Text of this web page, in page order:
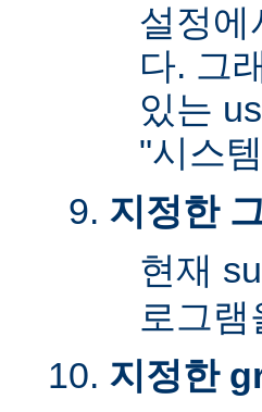
설정에
다. 그
있는
"시스
지정한
현재
로그
지정한